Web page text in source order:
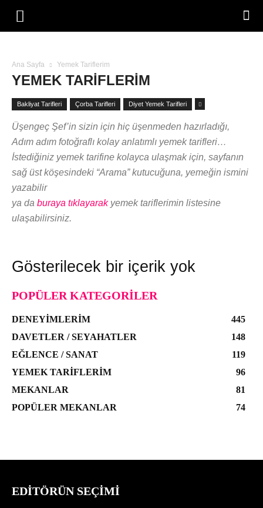
Ana Sayfa Yemek Tariflerim
YEMEK TARIFLERIM
Bakliyat Tarifleri Çorba Tarifleri Diyet Yemek Tarifleri
Üşengeç Şef’in sizin için hiç üşenmeden hazırladığı,
Adım adım fotoğraflı kolay anlatımlı yemek tarifleri…
İstediğiniz yemek tarifine kolayca ulaşmak için, sayfanın
sağ üst köşesindeki “Arama” kutucuğuna, yemeğin ismini
yazabilir
ya da buraya tıklayarakyemek tariflerimin listesine
ulaşabilirsiniz.
Gösterilecek bir içerik yok
POPÜLER KATEGORILER
DENEYIMLERIM
445
DAVETLER / SEYAHATLER
148
EĞLENCE / SANAT
119
YEMEK TARIFLERIM
96
MEKANLAR
81
POPÜLER MEKANLAR
74
EDITÖRÜN SEÇIMI